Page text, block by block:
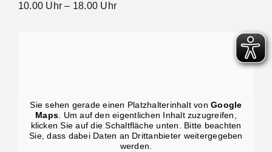
Sie sehen gerade einen Platzhalterinhalt vonGoogle
Maps . Um auf den eigentlichen Inhalt zuzugreifen,
klicken Sie auf die Schaltfläche unten. Bitte beachten
Sie, dass dabei Daten an Drittanbieter weitergegeben
werden.
10.00 Uhr – 18.00 Uhr